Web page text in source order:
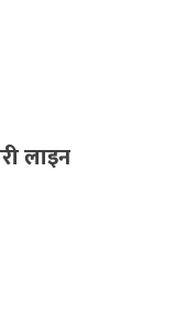
लाइन